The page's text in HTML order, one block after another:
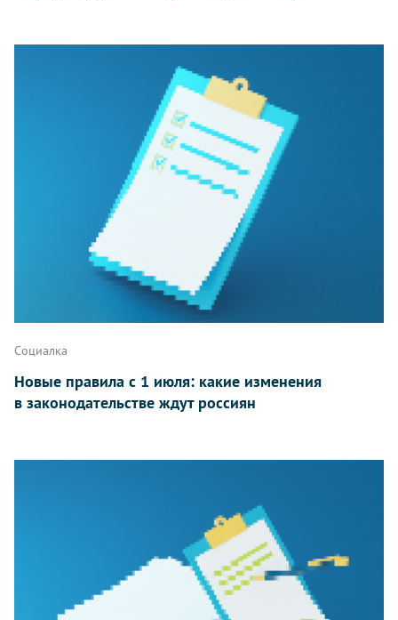
Социалка
Новые правила с 1 июля: какие изменения
в законодательстве ждут россиян